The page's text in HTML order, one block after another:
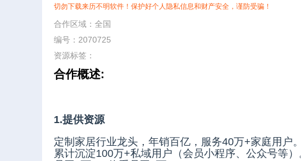
切勿下载来历不明软件！保护好个人隐私信息和财产安全，谨防受骗！
合作区域：全国
编号：2070725
资源标签：
合作概述:
1.提供资源
定制家居行业龙头，年销百亿，服务40万+家庭用户。
累计沉淀100万+私域用户（会员小程序、公众号等